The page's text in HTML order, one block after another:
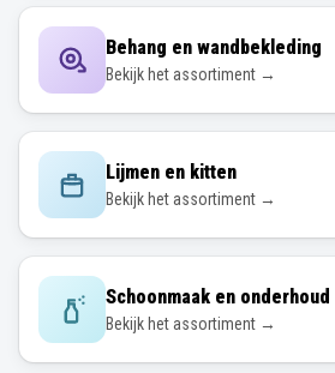
Behang en wandbekleding
Bekijk het assortiment →
Lijmen en kitten
Bekijk het assortiment →
Schoonmaak en onderhoud
Bekijk het assortiment →